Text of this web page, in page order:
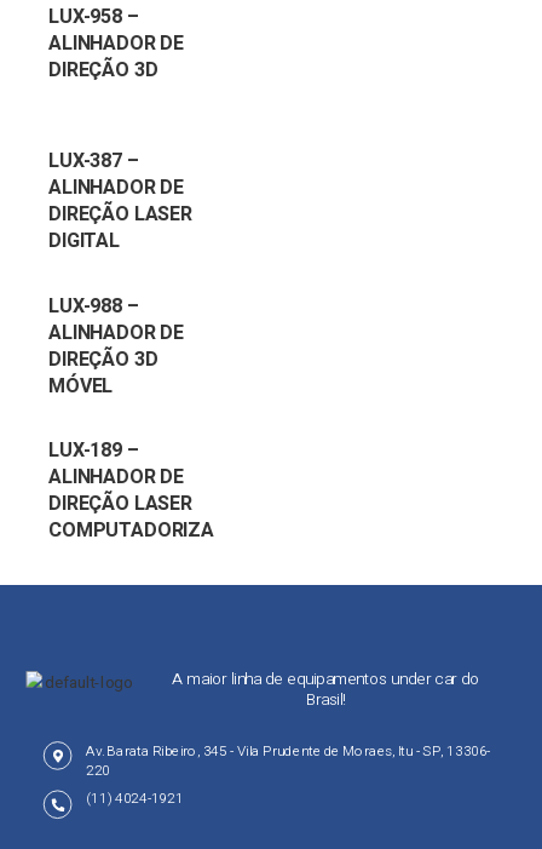
LUX-958 –
ALINHADOR DE
DIREÇÃO 3D
LUX-387 –
ALINHADOR DE
DIREÇÃO LASER
DIGITAL
LUX-988 –
ALINHADOR DE
DIREÇÃO 3D
MÓVEL
LUX-189 –
ALINHADOR DE
DIREÇÃO LASER
COMPUTADORIZA
A maior linha de equipamentos under car do
Brasil!
Av. Barata Ribeiro, 345 - Vila Prudente de Moraes, Itu - SP, 13306-
220
(11) 4024-1921